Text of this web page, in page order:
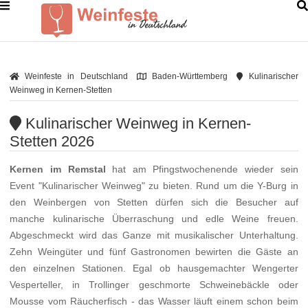
Weinfeste in Deutschland Baden-Württemberg
Kulinarischer
Weinweg in Kernen-Stetten
Kulinarischer Weinweg in Kernen-
Stetten 2026
Kernen im Remstal hat am Pfingstwochenende wieder sein
Event "Kulinarischer Weinweg" zu bieten. Rund um die Y-Burg in
den Weinbergen von Stetten dürfen sich die Besucher auf
manche kulinarische Überraschung und edle Weine freuen.
Abgeschmeckt wird das Ganze mit musikalischer Unterhaltung.
Zehn Weingüter und fünf Gastronomen bewirten die Gäste an
den einzelnen Stationen. Egal ob hausgemachter Wengerter
Vesperteller, in Trollinger geschmorte Schweinebäckle oder
Mousse vom Räucherfisch - das Wasser läuft einem schon beim